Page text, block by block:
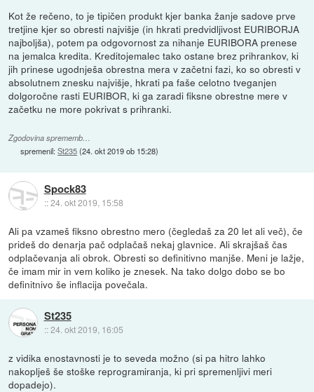
Kot že rečeno, to je tipičen produkt kjer banka žanje sadove prve
tretjine kjer so obresti najvišje (in hkrati predvidljivost EURIBORJA
najboljša), potem pa odgovornost za nihanje EURIBORA prenese
na jemalca kredita. Kreditojemalec tako ostane brez prihrankov, ki
jih prinese ugodnješa obrestna mera v začetni fazi, ko so obresti v
absolutnem znesku najvišje, hkrati pa faše celotno tveganjen
dolgoročne rasti EURIBOR, ki ga zaradi fiksne obrestne mere v
začetku ne more pokrivat s prihranki.
Zgodovina sprememb…
spremenil:St235(24. okt 2019 ob 15:28)
Spock83
::24. okt 2019, 15:58
Ali pa vzameš fiksno obrestno mero (čegledaš za 20 let ali več), če
prideš do denarja pač odplačaš nekaj glavnice. Ali skrajšaš čas
odplačevanja ali obrok. Obresti so definitivno manjše. Meni je lažje,
če imam mir in vem koliko je znesek. Na tako dolgo dobo se bo
definitnivo še inflacija povečala.
St235
::24. okt 2019, 16:05
z vidika enostavnosti je to seveda možno (si pa hitro lahko
nakoplješ še stoške reprogramiranja, ki pri spremenljivi meri
dopadejo).